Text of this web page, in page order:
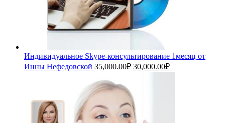
Индивидуальное Skype-консультирование 1месяц от
Инны Нефедовской 35,000.00₽ Первоначальная
30,000.00₽Текущая
цена: